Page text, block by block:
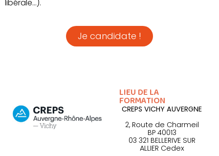
libérale…).
Je candidate !
LIEU DE LA
FORMATION
CREPS VICHY AUVERGNE
2, Route de Charmeil
BP 40013
03 321 BELLERIVE SUR
ALLIER Cedex